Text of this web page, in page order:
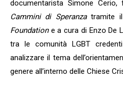
documentarista Simone Cerio,
Cammini di Speranzatramite il
Foundation e a cura di Enzo De
tra le comunità LGBT
analizzare il tema
genere all’interno delle Chiese